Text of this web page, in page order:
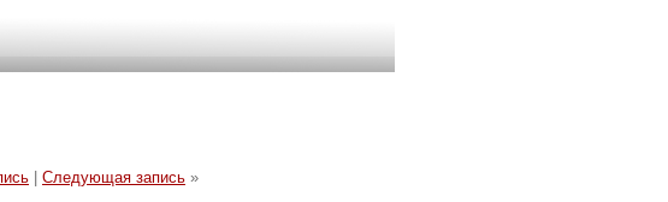
Следующая запись »